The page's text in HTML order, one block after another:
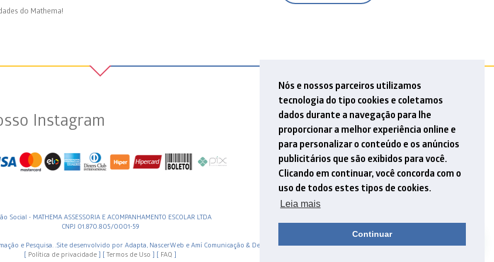
Nós e nossos parceiros utilizamos
tecnologia do tipo cookies e coletamos
dados durante a navegação para lhe
proporcionar a melhor experiência online e
para personalizar o conteúdo e os anúncios
publicitários que são exibidos para você.
Clicando em continuar, você concorda com o
uso de todos estes tipos de cookies.
Leia mais
Continuar
do Mathema!
Instagram
Social - MATHEMA ASSESSORIA E ACOMPANHAMENTO ESCOLAR LTDA
CNPJ 01.870.805/0001-59
e Pesquisa. .Site desenvolvido por Adapta, NascerWeb e Amí Comunicação & Design
[ Política de privacidade ] [ Termos de Uso ] [ FAQ ]